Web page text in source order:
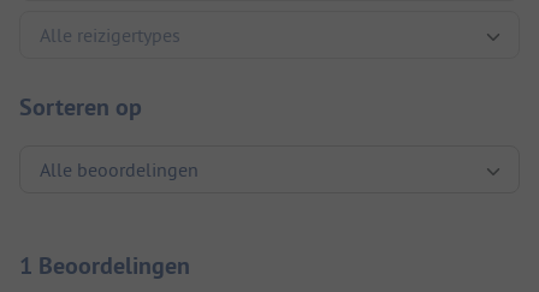
Sorteren op
1 Beoordelingen